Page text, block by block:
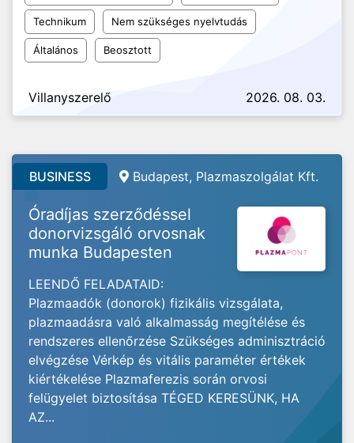
Technikum Nem szükséges nyelvtudás
Általános Beosztott
Villanyszerelő 2026. 08. 03.
BUSINESS Budapest, Plazmaszolgálat Kft.
Óradíjas szerződéssel
donorvizsgáló orvosnak
munka Budapesten
LEENDŐ FELADATAID:
Plazmaadók (donorok) fizikális vizsgálata,
plazmaadásra való alkalmasság megítélése és
rendszeres ellenőrzése Szükséges adminisztráció
elvégzése Vérkép és vitális paraméter értékek
kiértékelése Plazmaferezis során orvosi
felügyelet biztosítása TÉGED KERESÜNK, HA
AZ...